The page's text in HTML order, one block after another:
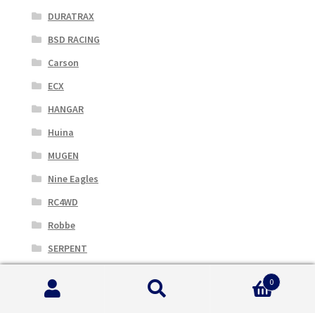
DURATRAX
BSD RACING
Carson
ECX
HANGAR
Huina
MUGEN
Nine Eagles
RC4WD
Robbe
SERPENT
Thunder Tiger
0